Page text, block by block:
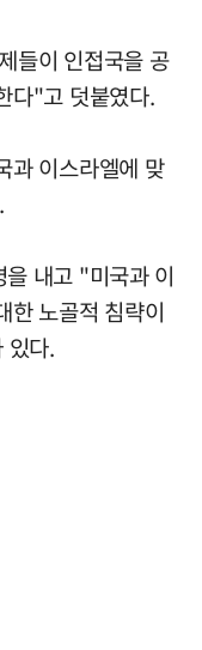
들이 인접국을 공
다"고 덧붙였다.
과 이스라엘에 맞
내고 "미국과 이
한 노골적 침략이
있다.